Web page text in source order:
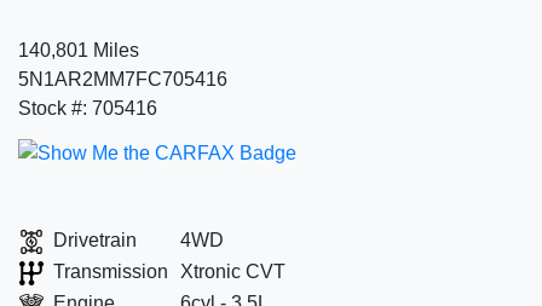
140,801 Miles
5N1AR2MM7FC705416
Stock #: 705416
Drivetrain
4WD
Transmission
Xtronic CVT